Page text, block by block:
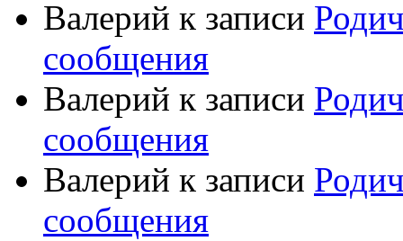
Валерий к записи
сообщения
Валерий к записи
сообщения
Валерий к записи
сообщения